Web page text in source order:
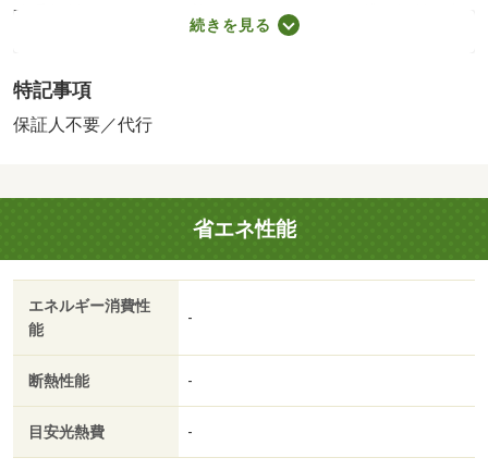
務手数料１，６５０円必要となります。・賃貸保証等：加
入要（オリコ住まいるアルファ※初回家賃総額５０％、月
～・☆敷金・礼金０円☆ インターネット使用料不要♪
敷地内に防犯カメラ完備でセキュリティ面に配慮★ 和歌
料 7700円/美装代 33000円
続きを見る
特記事項
保証人不要／代行
省エネ性能
エネルギー消費性
能
-
断熱性能 -
目安光熱費 -